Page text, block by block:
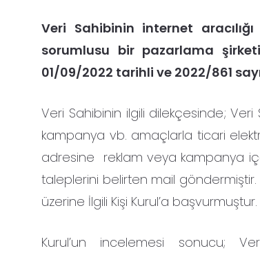
Veri Sahibinin internet
sorumlusu bir pazarlama
01/09/2022 tarihli ve 2022/861
Veri Sahibinin ilgili dilekçesinde;
kampanya vb. amaçlarla ticari
adresine reklam veya kampanya
taleplerini belirten mail
üzerine İlgili Kişi Kurul’a başvurmuştur.
Kurul’un incelemesi sonucu;